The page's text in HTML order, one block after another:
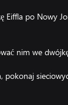
Eiffla po Nowy
nim we
pokonaj